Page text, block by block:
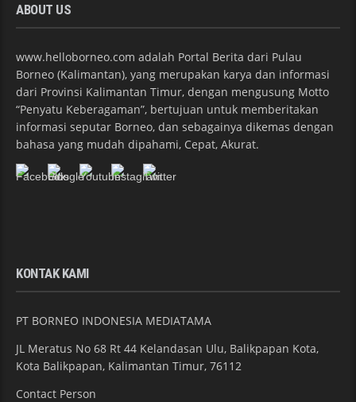
ABOUT US
www.helloborneo.com adalah Portal Berita dari Pulau
Borneo (Kalimantan), yang merupakan karya dan informasi
dari Provinsi Kalimantan Timur, dengan mengusung Motto
“Penyatu Keberagaman”, bertujuan untuk memberitakan
informasi seputar Borneo, dan sebagainya dikemas dengan
bahasa yang mudah dipahami, Cepat, Akurat.
KONTAK KAMI
PT BORNEO INDONESIA MEDIATAMA
JL Meratus No 68 Rt 44 Kelandasan Ulu, Balikpapan Kota,
Kota Balikpapan, Kalimantan Timur, 76112
Contact Person